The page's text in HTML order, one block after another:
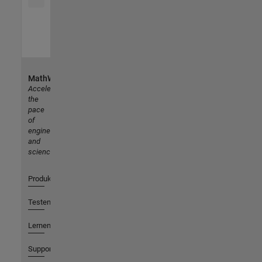
MathWorks
Accelerating
the
pace
of
engineering
and
science
Produkte
Testen oder Kaufen
Lernen
Support